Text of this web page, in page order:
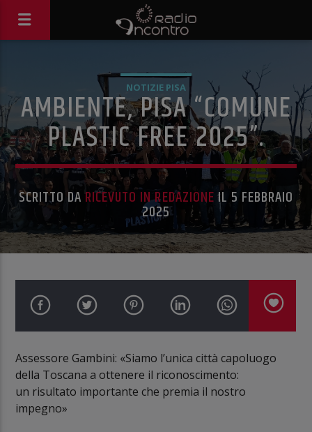
NOTIZIE PISA
AMBIENTE, PISA “COMUNE
PLASTIC FREE 2025”.
SCRITTO DA RICEVUTO IN REDAZIONEIL 5 FEBBRAIO
2025
Assessore Gambini: «Siamo l’unica città capoluogo
della Toscana a ottenere il riconoscimento:
un risultato importante che premia il nostro
impegno»